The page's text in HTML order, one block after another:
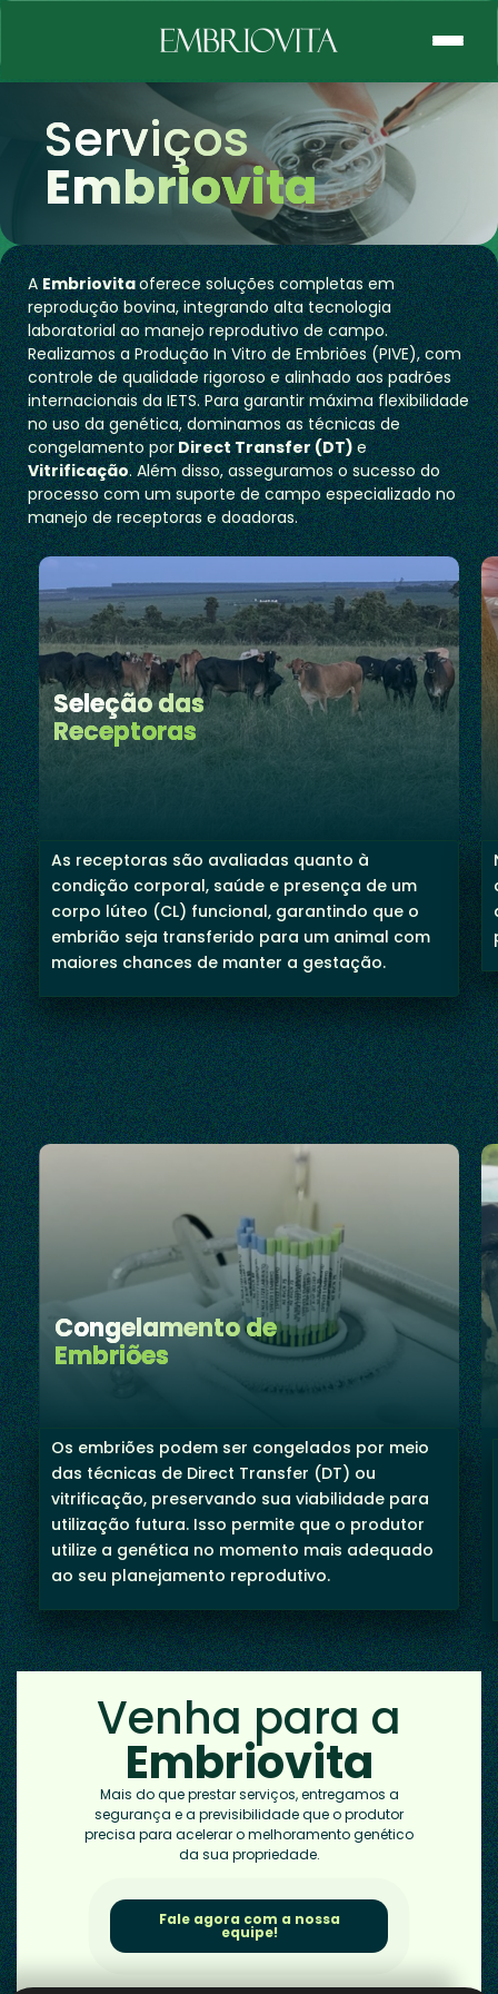
Serviços
Embriovita
AEmbriovitaoferece soluções completas em
reprodução bovina, integrando alta tecnologia
laboratorial ao manejo reprodutivo de campo.
Realizamos a Produção In Vitro de Embriões (PIVE), com
controle de qualidade rigoroso e alinhado aos padrões
internacionais da IETS. Para garantir máxima flexibilidade
no uso da genética, dominamos as técnicas de
congelamento porDirect Transfer (DT)e
Vitrificação. Além disso, asseguramos o sucesso do
processo com um suporte de campo especializado no
manejo de receptoras e doadoras.
Seleção das
Receptoras
As receptoras são avaliadas quanto à
condição corporal, saúde e presença de um
corpo lúteo (CL) funcional, garantindo que o
embrião seja transferido para um animal com
maiores chances de manter a gestação.
Congelamento de
Embriões
Os embriões podem ser congelados por meio
das técnicas de Direct Transfer (DT) ou
vitrificação, preservando sua viabilidade para
utilização futura. Isso permite que o produtor
utilize a genética no momento mais adequado
ao seu planejamento reprodutivo.
Venha para a
Embriovita
Mais do que prestar serviços, entregamos a
segurança e a previsibilidade que o produtor
precisa para acelerar o melhoramento genético
da sua propriedade.
Fale agora com a nossa
equipe!